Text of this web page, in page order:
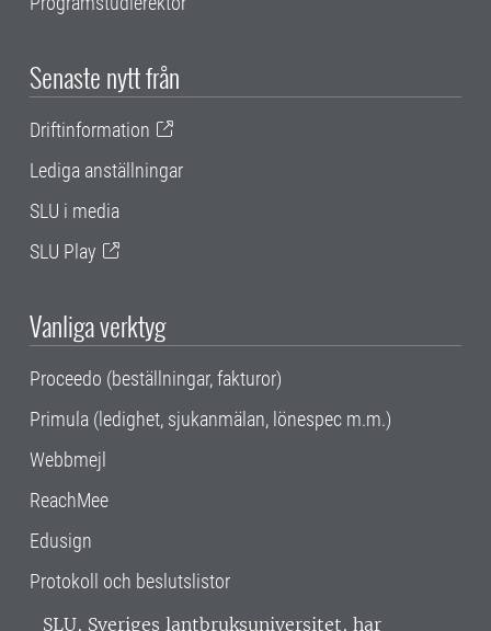
Senaste nytt från
Driftinformation
Lediga anställningar
SLU i media
SLU Play
Vanliga verktyg
Proceedo (beställningar, fakturor)
Primula (ledighet, sjukanmälan, lönespec m.m.)
Webbmejl
ReachMee
Edusign
Protokoll och beslutslistor
SLU, Sveriges lantbruksuniversitet, har